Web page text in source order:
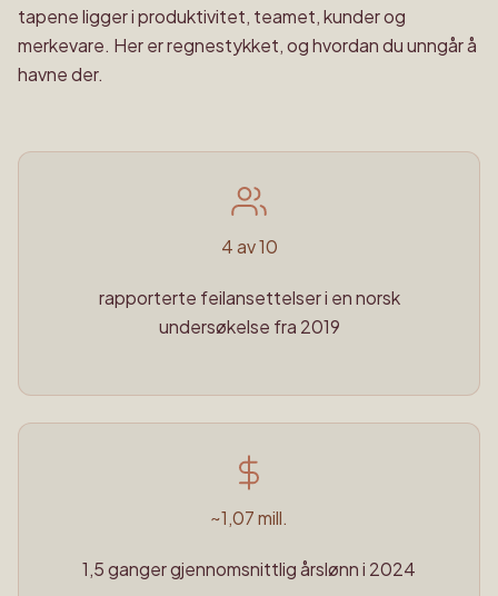
tapene ligger i produktivitet, teamet, kunder og
merkevare. Her er regnestykket, og hvordan du unngår å
havne der.
4 av 10
rapporterte feilansettelser i en norsk
undersøkelse fra 2019
~1,07 mill.
1,5 ganger gjennomsnittlig årslønn i 2024